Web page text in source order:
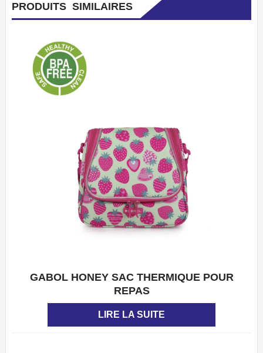
PRODUITS SIMILAIRES
APERÇU
GABOL HONEY SAC THERMIQUE POUR
REPAS
LIRE LA SUITE